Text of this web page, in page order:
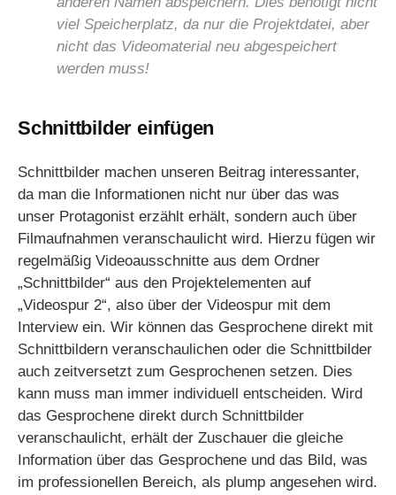
viel Speicherplatz, da nur die Projektdatei, aber
nicht das Videomaterial neu abgespeichert
werden muss!
Schnittbilder einfügen
Schnittbilder machen unseren Beitrag interessanter,
da man die Informationen nicht nur über das was
unser Protagonist erzählt erhält, sondern auch über
Filmaufnahmen veranschaulicht wird. Hierzu fügen wir
regelmäßig Videoausschnitte aus dem Ordner
„Schnittbilder“ aus den Projektelementen auf
„Videospur 2“, also über der Videospur mit dem
Interview ein. Wir können das Gesprochene direkt mit
Schnittbildern veranschaulichen oder die Schnittbilder
auch zeitversetzt zum Gesprochenen setzen. Dies
kann muss man immer individuell entscheiden. Wird
das Gesprochene direkt durch Schnittbilder
veranschaulicht, erhält der Zuschauer die gleiche
Information über das Gesprochene und das Bild, was
im professionellen Bereich, als plump angesehen wird.